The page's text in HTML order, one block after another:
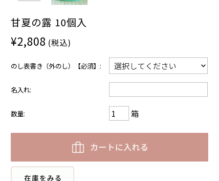
甘夏の露 10個入
¥2,808 (税込)
のし表書き（外のし）【必須】:
名入れ:
数量: 箱